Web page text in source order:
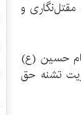
مقتل‌نگاری و
حسین (ع)
تشنه حق